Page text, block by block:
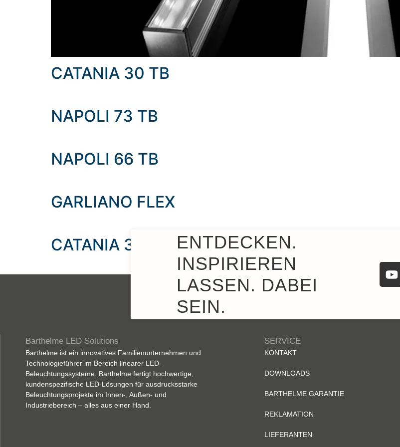
CATANIA 30 TB
NAPOLI 73 TB
NAPOLI 66 TB
GARLIANO FLEX
CATANIA 30 UP
ENTDECKEN.
INSPIRIEREN
LASSEN. DABEI
SEIN.
Barthelme LED Solutions
Barthelme ist ein innovatives Familienunternehmen und
Technologieführer im Bereich linearer LED-
Beleuchtungssysteme. Barthelme fertigt hochwertige,
kundenspezifische LED-Lösungen für ausdrucksstarke
Beleuchtungsprojekte im Innen-, Außen- und
Industriebereich – alles aus einer Hand.
SERVICE
KONTAKT
DOWNLOADS
BARTHELME GARANTIE
REKLAMATION
LIEFERANTEN